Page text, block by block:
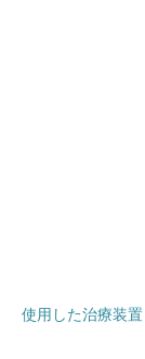
使用した治療装置